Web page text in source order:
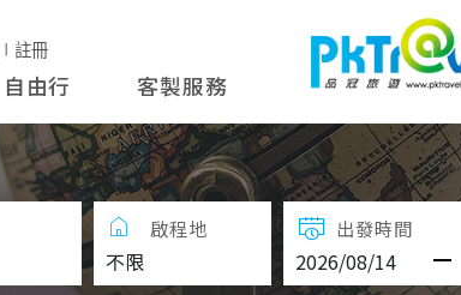
註冊
自由行 客製服務
啟程地 出發時間